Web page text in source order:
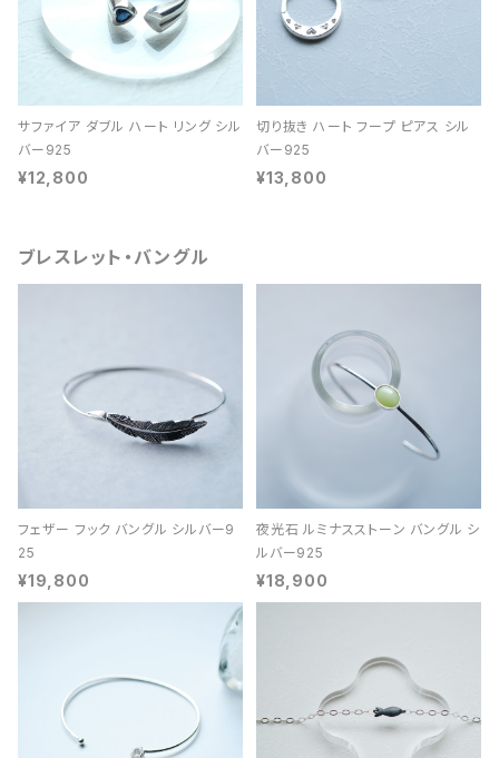
サファイア ダブル ハート リング シル
バー925
¥12,800
切り抜き ハート フープ ピアス シル
バー925
¥13,800
ブレスレット・バングル
フェザー フック バングル シルバー9
25
¥19,800
夜光石 ルミナスストーン バングル シ
ルバー925
¥18,900